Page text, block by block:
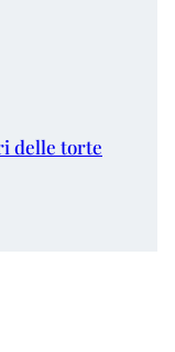
delle torte